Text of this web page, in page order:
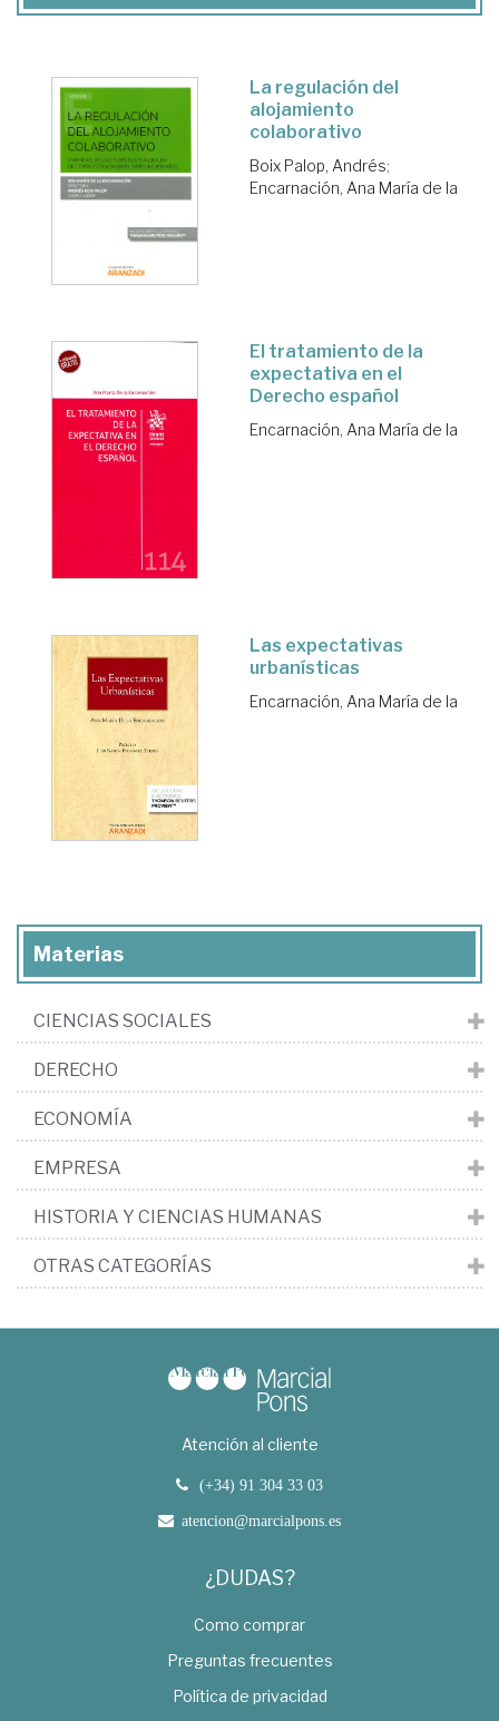
La regulación del
alojamiento
colaborativo
Boix Palop, Andrés;
Encarnación, Ana María de la
El tratamiento de la
expectativa en el
Derecho español
Encarnación, Ana María de la
Las expectativas
urbanísticas
Encarnación, Ana María de la
Materias
CIENCIAS SOCIALES
DERECHO
ECONOMÍA
EMPRESA
HISTORIA Y CIENCIAS HUMANAS
OTRAS CATEGORÍAS
Atención al cliente
(+34) 91 304 33 03
atencion@marcialpons.es
¿DUDAS?
Como comprar
Preguntas frecuentes
Política de privacidad